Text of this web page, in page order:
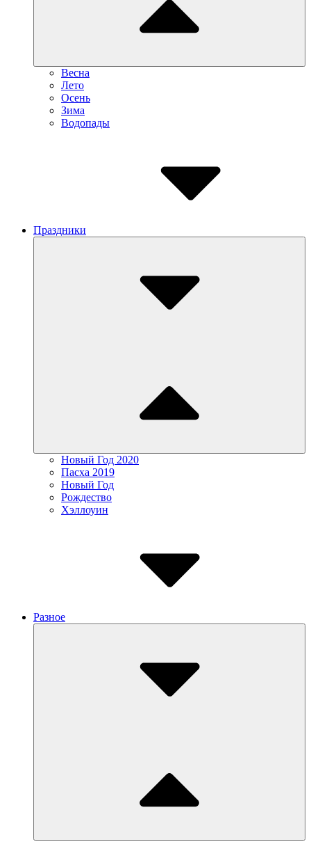
Весна
Лето
Осень
Зима
Водопады
Праздники
Новый Год 2020
Пасха 2019
Новый Год
Рождество
Хэллоуин
Разное